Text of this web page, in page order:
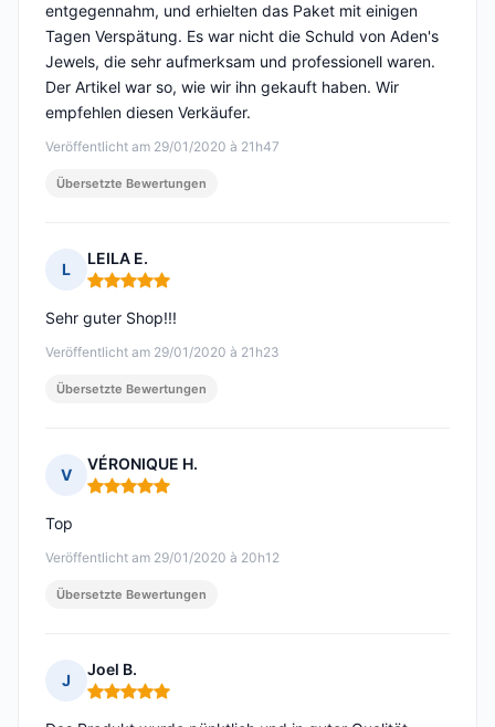
Veröffentlicht am 29/01/2020 à 21h47
entgegennahm, und erhielten das Paket mit einigen
Tagen Verspätung. Es war nicht die Schuld von Aden's
Jewels, die sehr aufmerksam und professionell waren.
Der Artikel war so, wie wir ihn gekauft haben. Wir
empfehlen diesen Verkäufer.
Übersetzte Bewertungen
L
LEILA E.
Hinweis: 5 von 5
Veröffentlicht am 29/01/2020 à 21h23
Sehr guter Shop!!!
Übersetzte Bewertungen
V
VÉRONIQUE H.
Hinweis: 5 von 5
Veröffentlicht am 29/01/2020 à 20h12
Top
Übersetzte Bewertungen
J
Joel B.
Hinweis: 5 von 5